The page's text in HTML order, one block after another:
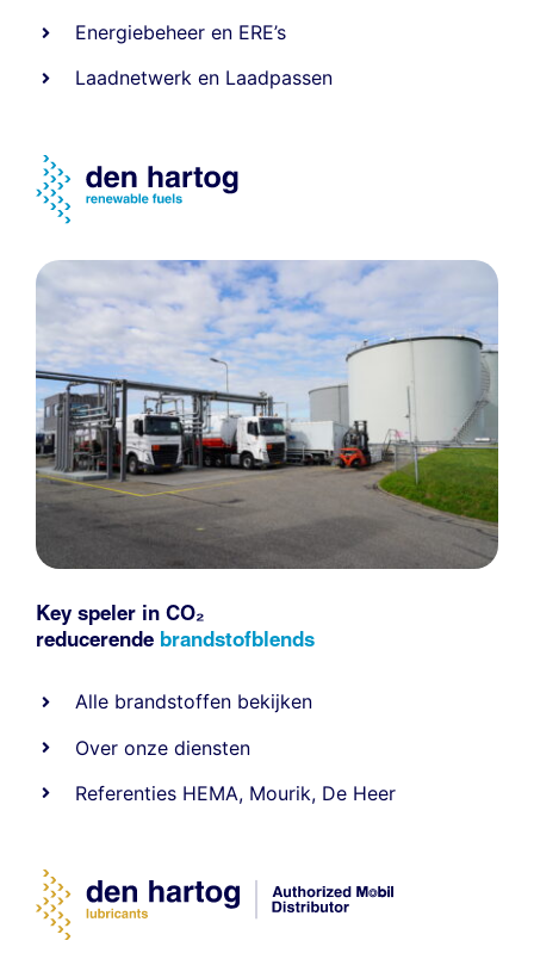
Energiebeheer en ERE’s
Laadnetwerk en Laadpassen
Key speler in CO₂
reducerende brandstofblends
Alle brandstoffen bekijken
Over onze diensten
Referenties HEMA, Mourik, De Heer